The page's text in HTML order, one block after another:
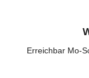
Erreichbar Mo-